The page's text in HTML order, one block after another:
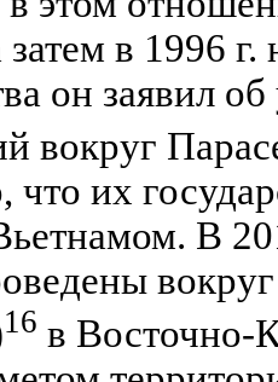
в 1996
он заявил
вокруг
что их
В
16 в Восточно-